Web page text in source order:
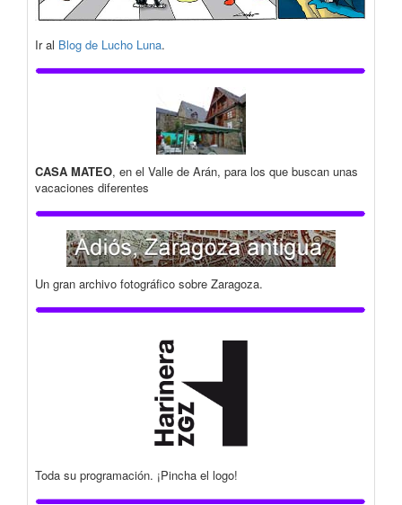
Ir al Blog de Lucho Luna.
CASA MATEO, en el Valle de Arán, para los que buscan unas
vacaciones diferentes
Un gran archivo fotográfico sobre Zaragoza.
Toda su programación. ¡Pincha el logo!